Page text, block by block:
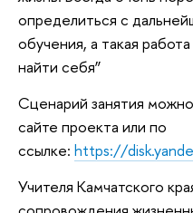
определиться с
обучения, а такая
найти себя”
Сценарий занятия
сайте проекта или по
ссылке: https://
Учителя Камчатского